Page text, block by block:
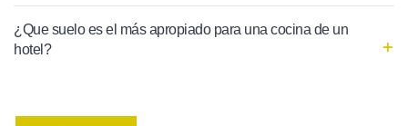
¿Que suelo es el más apropiado para una cocina de un
hotel?